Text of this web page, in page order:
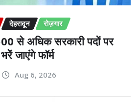
देहरादून रोज़गार
से अधिक सरकारी पदों पर
जाएंगे फॉर्म
Aug 6, 2026